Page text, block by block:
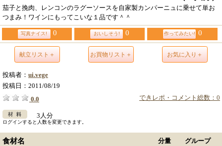
茄子と挽肉、レンコンのラグーソースを自家製カンパーニュに乗せて単お
つまみ！ワインにもってこいな１品です＾＾
写真ナイス! 0 おいしそう! 0 作ってみたい! 0
献立リスト＋ お買物リスト＋ お気に入り＋
投稿者： ui.vege
投稿日： 2011/08/19
できレポ・コメント総数：0
0.0
3人分
ログインすると人数を変更できます。
食材名 分量 グループ